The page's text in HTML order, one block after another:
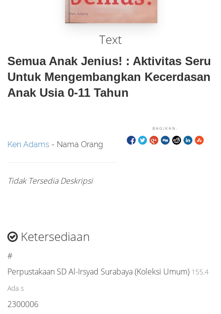
Text
Semua Anak Jenius! : Aktivitas Seru
Untuk Mengembangkan Kecerdasan
Anak Usia 0-11 Tahun
BAGIKAN:
Ken Adams - Nama Orang
Tidak Tersedia Deskripsi
Ketersediaan
#
Perpustakaan SD Al-Irsyad Surabaya (Koleksi Umum) 155.4
Ada s
2300006